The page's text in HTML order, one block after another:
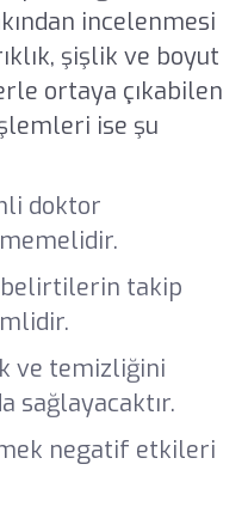
incelenmesi
şişlik ve boyut
ortaya çıkabilen
ise şu
doktor
belirtilerin takip
ve temizliğini
sağlayacaktır.
negatif etkileri